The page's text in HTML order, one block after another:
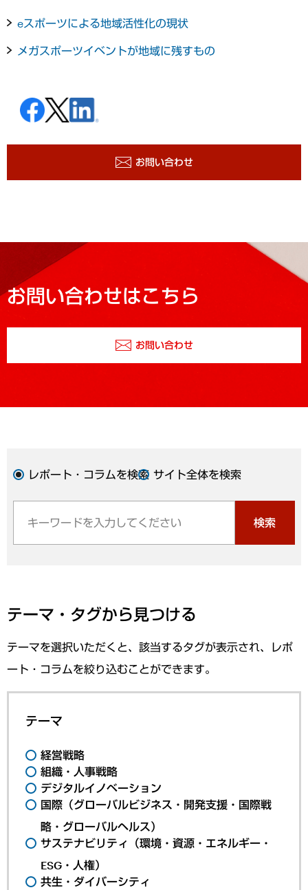
eスポーツによる地域活性化の現状
メガスポーツイベントが地域に残すもの
お問い合わせ
お問い合わせはこちら
お問い合わせ
レポート・コラムを検索 サイト全体を検索
検索
テーマ・タグから見つける
テーマを選択いただくと、該当するタグが表示され、レポ
ート・コラムを絞り込むことができます。
テーマ
経営戦略
組織・人事戦略
デジタルイノベーション
国際（グローバルビジネス・開発支援・国際戦
略・グローバルヘルス）
サステナビリティ（環境・資源・エネルギー・
ESG・人権）
共生・ダイバーシティ